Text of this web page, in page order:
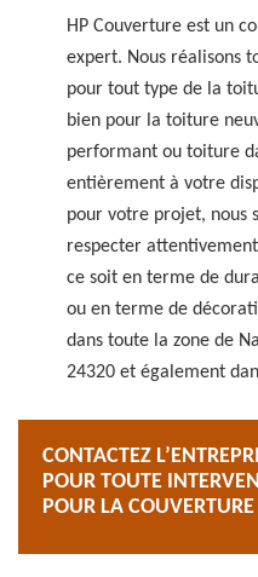
HP Couverture est un
expert. Nous réalisons
pour tout type de la
bien pour la toiture
performant ou toiture
entièrement à votre
pour votre projet, nous
respecter
ce soit en terme de
ou en terme de
dans toute la zone de
24320 et également
CONTACTEZ
POUR TOUTE
POUR LA COUVERTURE